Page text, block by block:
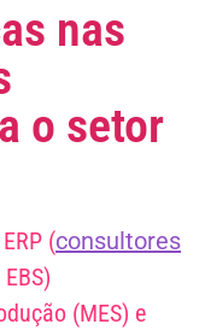
nas
o setor
(consultores
(MES) e